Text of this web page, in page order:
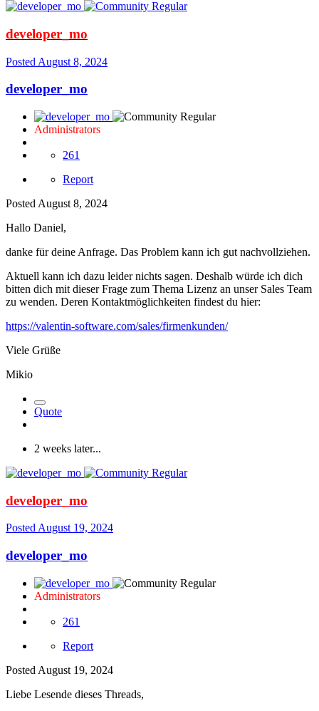
developer_mo
Posted August 8, 2024
developer_mo
Administrators
261
Report
Posted August 8, 2024
Hallo Daniel,
danke für deine Anfrage. Das Problem kann ich gut nachvollziehen.
Aktuell kann ich dazu leider nichts sagen. Deshalb würde ich dich
bitten dich mit dieser Frage zum Thema Lizenz an unser Sales Team
zu wenden. Deren Kontaktmöglichkeiten findest du hier:
https://valentin-software.com/sales/firmenkunden/
Viele Grüße
Mikio
Quote
2 weeks later...
developer_mo
PostedAugust 19, 2024
developer_mo
Administrators
261
Report
Posted August 19, 2024
Liebe Lesende dieses Threads,